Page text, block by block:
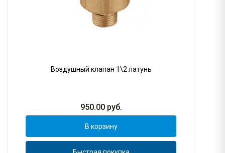
Воздушный клапан 1\2 латунь
950.00руб.
В корзину